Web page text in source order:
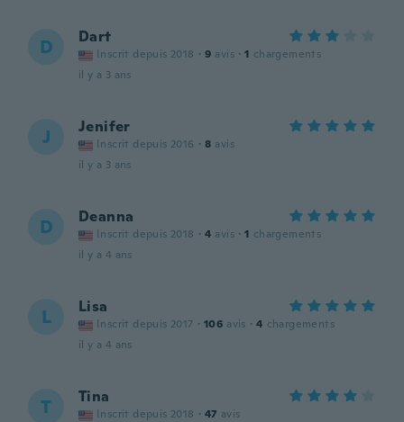
D Dart
Inscrit depuis 2018 · 9 avis · 1 chargements
il y a 3 ans
J Jenifer
Inscrit depuis 2016 · 8 avis
il y a 3 ans
D Deanna
Inscrit depuis 2018 · 4 avis · 1 chargements
il y a 4 ans
L Lisa
Inscrit depuis 2017 · 106 avis · 4 chargements
il y a 4 ans
T Tina
Inscrit depuis 2018 · 47 avis